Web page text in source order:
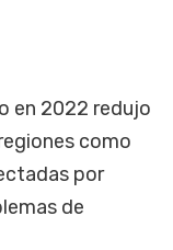
en 2022 redujo
como
por
de